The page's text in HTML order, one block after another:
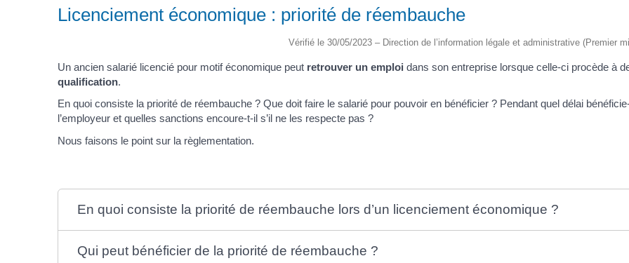
Licenciement économique : priorité de réembauche
Vérifié le 30/05/2023 – Direction de l’information légale et administrative (Premier
Un ancien salarié licencié pour motif économique peut retrouver un emploi dans son entreprise lorsque celle-ci procède à
qualification.
En quoi consiste la priorité de réembauche ? Que doit faire le salarié pour pouvoir en bénéficier ? Pendant quel délai
l’employeur et quelles sanctions encoure-t-il s’il ne les respecte pas ?
Nous faisons le point sur la règlementation.
En quoi consiste la priorité de réembauche lors d’un licenciement économique ?
Qui peut bénéficier de la priorité de réembauche ?